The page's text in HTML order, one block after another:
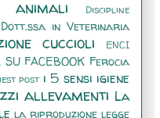
Discipline
Dott.ssa in Veterinaria
cuccioli ENCI
FACEBOOK Ferocia
post i 5 sensi igiene
allevamenti La
la riproduzione legge